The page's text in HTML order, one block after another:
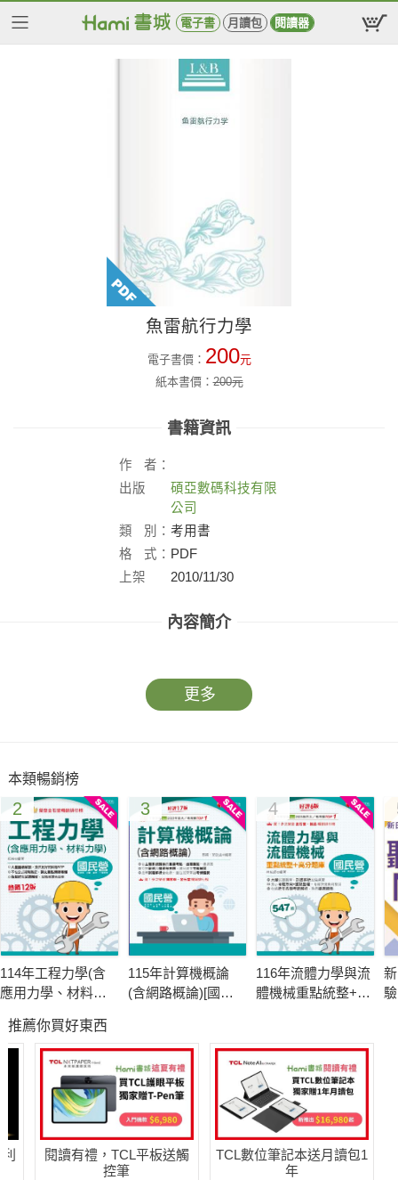
電子書 月讀包 閱讀器
魚雷航行力學
電子書價： 200元
紙本書價：200元
書籍資訊
作
者：
出版
碩亞數碼科技有限
公司
類
別： 考用書
格
式： PDF
上架
2010/11/30
內容簡介
更多
本類暢銷榜
2
114年工程力學(含
應用力學、材料力
3
115年計算機概論
(含網路概論)[國民
4
116年流體力學與流
體機械重點統整+高
推薦你買好東西
閱讀有禮，TCL平板送觸
控筆
TCL數位筆記本送月讀包1
年